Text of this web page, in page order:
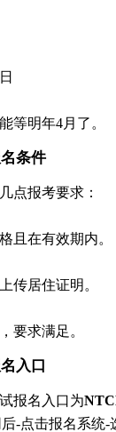
等明年4月了。
条件
点报考要求：
且在有效期内。
传居住证明。
要求满足。
入口
报名入口为
-点击报名系统